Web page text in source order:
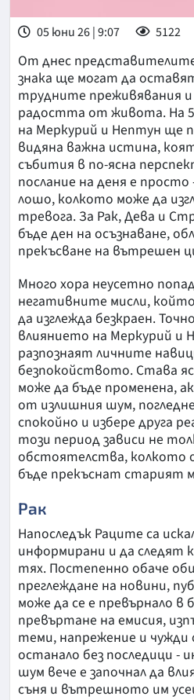
05 юни 26 | 9:07 5122
От днес
знака ще могат да
трудните преживявания
радостта от живота. На
на Меркурий и Нептун ще
видяна важна истина,
събития в по-ясна
послание на деня е
лошо, колкото може да
тревога. За Рак, Дева и
бъде ден на осъзнаване,
прекъсване на вътрешен
Много хора неусетно
негативните мисли,
да изглежда безкраен.
влиянието на Меркурий и
разпознаят личните
безпокойството. Става
може да бъде променена,
от излишния шум,
спокойно и избере друга
този период зависи не
обстоятелства,
бъде прекъснат старият
Рак
Напоследък Раците са
информирани и да следят
тях. Постепенно обаче
преглеждане на новини,
може да се е превърнало в
превъртане на емисия,
теми, напрежение и чужди
останало без последици -
шум вече е започнал да
съня и вътрешното им